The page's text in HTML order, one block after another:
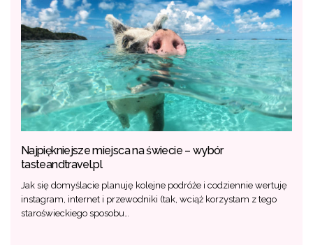
Najpiękniejsze miejsca na świecie – wybór
tasteandtravel.pl
Jak się domyślacie planuję kolejne podróże i codziennie wertuję
instagram, internet i przewodniki (tak, wciąż korzystam z tego
staroświeckiego sposobu…